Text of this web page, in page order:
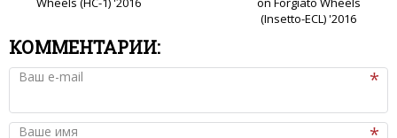
(Insetto-ECL) '2016
КОММЕНТАРИИ:
Ваш e-mail
Ваше имя